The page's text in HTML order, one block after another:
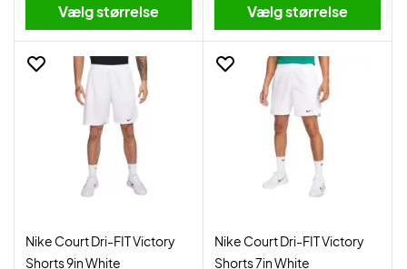
Vælg størrelse Vælg størrelse
Nike Court Dri-FIT Victory
Shorts 9in White
Nike Court Dri-FIT Victory
Shorts 7in White